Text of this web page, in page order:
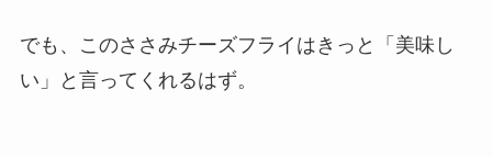
でも、このささみチーズフライはきっと「美味し
い」と言ってくれるはず。